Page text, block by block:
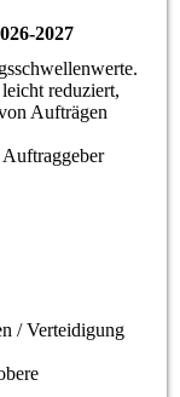
2027
reduziert,
Aufträgen
/ Verteidigung